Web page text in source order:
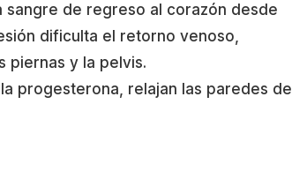
de regreso al corazón desde
dificulta el retorno venoso,
piernas y la pelvis.
progesterona, relajan las paredes de